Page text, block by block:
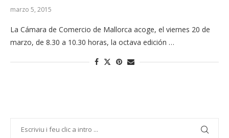
marzo 5, 2015
La Cámara de Comercio de Mallorca acoge, el viernes 20 de
marzo, de 8.30 a 10.30 horas, la octava edición …